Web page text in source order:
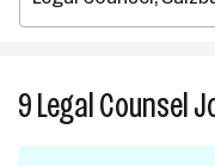
9Legal Counsel